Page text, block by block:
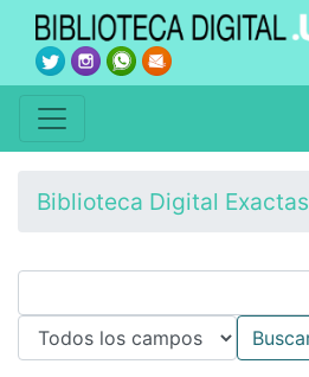
Biblioteca Digital Exactas